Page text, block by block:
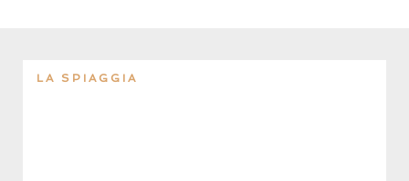
LA SPIAGGIA